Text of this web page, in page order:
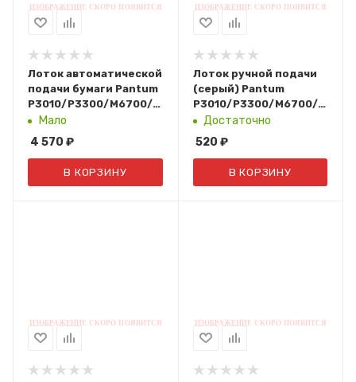
Лоток автоматической
подачи бумаги Pantum
P3010/P3300/M6700/M6800/M7100/M7200/M7300
(301022514001)
Мало
4 570 ₽
В КОРЗИНУ
Лоток ручной подачи
(серый) Pantum
P3010/P3300/M6700/
(301022751001)
Достаточно
520 ₽
В КОРЗИНУ